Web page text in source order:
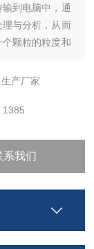
到电脑中，通
与分析，从而
颗粒的粒度和
等结果。
生产厂家
1385
系我们